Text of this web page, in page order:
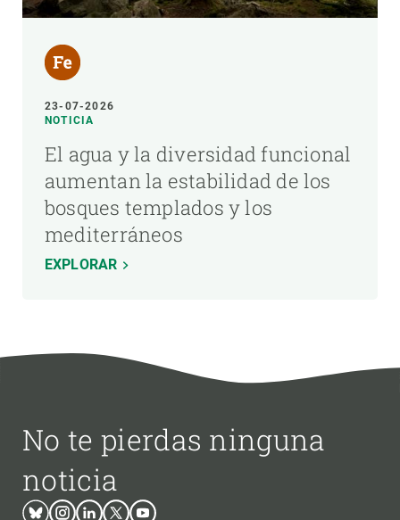
23-07-2026
NOTICIA
El agua y la diversidad funcional
aumentan la estabilidad de los
bosques templados y los
mediterráneos
EXPLORAR
No te pierdas ninguna
noticia
BlueskyInstagram
LinkedinTwitterYoutube